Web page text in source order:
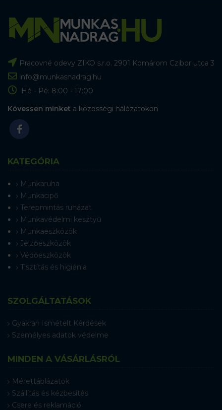
Pracovné odevy ZIKO s.r.o. 2901 Komárom Czibor utca 3
info@munkasnadrag.hu
Hé - Pé: 8:00 - 17:00
Kövessen minket a közösségi hálózatokon
KATEGÓRIA
Munkaruha
Munkacipő
Terepmintás ruházat
Munkavédelmi kesztyű
Munkaeszközök
Jelzőeszközök
Védőeszközök
Tisztítás és higiénia
SZOLGÁLTATÁSOK
Gyakran Ismételt Kérdések
Személyes adatok védelme
MINDEN A VÁSÁRLÁSRÓL
Mérettáblázatok
Szállítás és kézbesítés
Csere és reklamáció